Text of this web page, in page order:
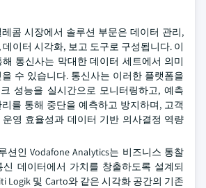
콤 시장에서 솔루션 부문은 데이터 관리,
이터 시각화, 보고 도구로 구성됩니다. 이
통신사는 막대한 데이터 세트에서 의미
수 있습니다. 통신사는 이러한 플랫폼을
성능을 실시간으로 모니터링하고, 예측
를 통해 중단을 예측하고 방지하며, 고객
영 효율성과 데이터 기반 의사결정 역량
션인 Vodafone Analytics는 비즈니스 통찰
데이터에서 가치를 창출하도록 설계되
Logik 및 Carto와 같은 시각화 공간의 기존